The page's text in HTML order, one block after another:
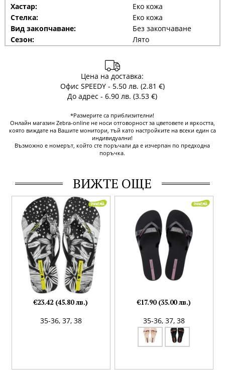
Хастар:
Еко кожа
Стелка:
Еко кожа
Вид закопчаване:
Без закопчаване
Сезон:
Лято
Цена на доставка:
Офис SPEEDY - 5.50 лв. (2.81 €)
До адрес - 6.90 лв. (3.53 €)
*Размерите са приблизителни!
Онлайн магазин Zebra-online не носи отговорност за цветовете и яркостта,
която виждате на Вашите монитори, тъй като настройките на всеки един са
индивидуални!
Възможно е номерът, който сте поръчали да е изчерпан по предходна
поръчка.
ВИЖТЕ ОЩЕ
35-36, 37, 38
€23.42 (45.80 лв.)
35-36, 37, 38
€17.90 (35.00 лв.)